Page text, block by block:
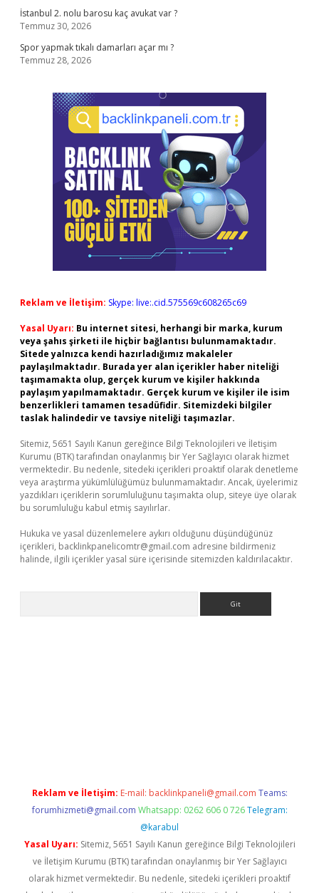
İstanbul 2. nolu barosu kaç avukat var ?
Temmuz 30, 2026
Spor yapmak tıkalı damarları açar mı ?
Temmuz 28, 2026
Reklam ve İletişim: Skype: live:.cid.575569c608265c69
Yasal Uyarı: Bu internet sitesi, herhangi bir marka, kurum
veya şahıs şirketi ile hiçbir bağlantısı bulunmamaktadır.
Sitede yalnızca kendi hazırladığımız makaleler
paylaşılmaktadır. Burada yer alan içerikler haber niteliği
taşımamakta olup, gerçek kurum ve kişiler hakkında
paylaşım yapılmamaktadır. Gerçek kurum ve kişiler ile isim
benzerlikleri tamamen tesadüfidir. Sitemizdeki bilgiler
taslak halindedir ve tavsiye niteliği taşımazlar.
Sitemiz, 5651 Sayılı Kanun gereğince Bilgi Teknolojileri ve İletişim
Kurumu (BTK) tarafından onaylanmış bir Yer Sağlayıcı olarak hizmet
vermektedir. Bu nedenle, sitedeki içerikleri proaktif olarak denetleme
veya araştırma yükümlülüğümüz bulunmamaktadır. Ancak, üyelerimiz
yazdıkları içeriklerin sorumluluğunu taşımakta olup, siteye üye olarak
bu sorumluluğu kabul etmiş sayılırlar.
Hukuka ve yasal düzenlemelere aykırı olduğunu düşündüğünüz
içerikleri, backlinkpanelicomtr@gmail.com adresine bildirmeniz
halinde, ilgili içerikler yasal süre içerisinde sitemizden kaldırılacaktır.
Reklam ve İletişim: E-mail: backlinkpaneli@gmail.com Teams:
forumhizmeti@gmail.com Whatsapp: 0262 606 0 726 Telegram:
@karabul
Yasal Uyarı: Sitemiz, 5651 Sayılı Kanun gereğince Bilgi Teknolojileri
ve İletişim Kurumu (BTK) tarafından onaylanmış bir Yer Sağlayıcı
olarak hizmet vermektedir. Bu nedenle, sitedeki içerikleri proaktif